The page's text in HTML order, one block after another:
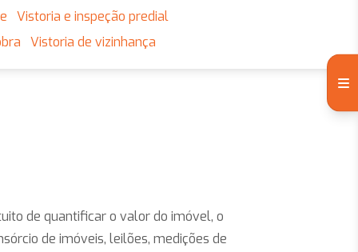
Vistoria e inspeção predial
Vistoria de vizinhança
de quantificar o valor do imóvel, o
de imóveis, leilões, medições de